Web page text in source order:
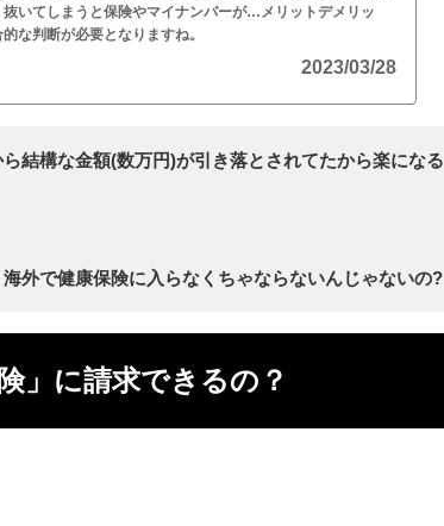
いてしまうと保険やマイナンバーが…メリットデメリッ
な判断が必要となりますね。
2023/03/28
結構な金額(数万円)が引き落とされてたから楽になる
外で健康保険に入らなくちゃならないんじゃないの?
」に請求できるの？